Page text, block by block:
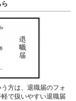
方は、退職届のフォ
で扱いやすい退職届